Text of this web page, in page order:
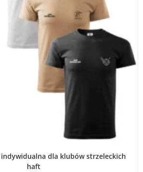
indywidualna dla klubów strzeleckich
haft